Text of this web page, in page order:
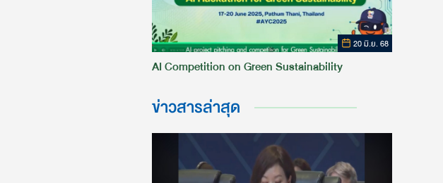
20 มิ.ย. 68
AI Competition on Green Sustainability
ข่าวสารล่าสุด